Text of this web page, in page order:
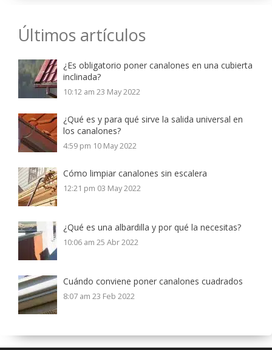
Últimos artículos
¿Es obligatorio poner canalones en una cubierta
inclinada?
10:12 am 23 May 2022
¿Qué es y para qué sirve la salida universal en
los canalones?
4:59 pm 10 May 2022
Cómo limpiar canalones sin escalera
12:21 pm 03 May 2022
¿Qué es una albardilla y por qué la necesitas?
10:06 am 25 Abr 2022
Cuándo conviene poner canalones cuadrados
8:07 am 23 Feb 2022